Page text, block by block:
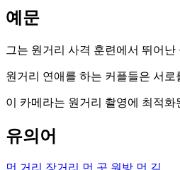
예문
그는 원거리 사격 훈련에서 뛰어난
원거리 연애를 하는 커플들은 서
이 카메라는 원거리 촬영에 최적
유의어